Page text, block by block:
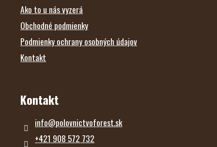
Ako to u nás vyzerá
Obchodné podmienky
Podmienky ochrany osobných údajov
Kontakt
Kontakt
info@polovnictvoforest.sk
+421 908 572 732